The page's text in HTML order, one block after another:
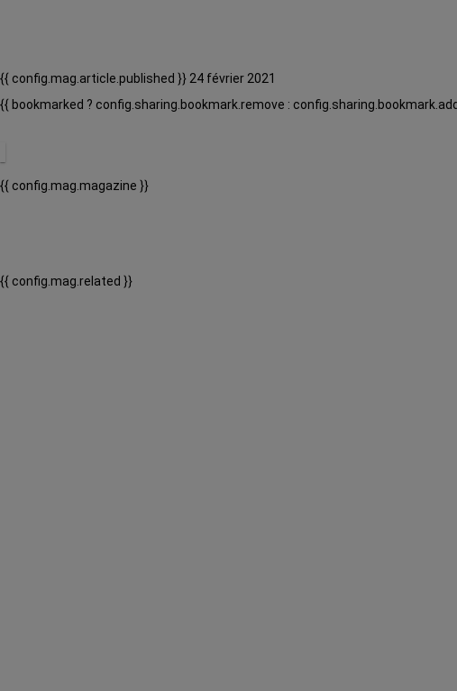
{{ config.mag.article.published }} 24 février 2021
{{ bookmarked ? config.sharing.bookmark.remove :
{{ config.mag.magazine }}
{{ config.mag.related }}